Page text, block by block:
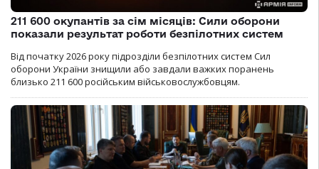
211 600 окупантів за сім місяців: Сили оборони
показали результат роботи безпілотних систем
Від початку 2026 року підрозділи безпілотних систем Сил
оборони України знищили або завдали важких поранень
близько 211 600 російським військовослужбовцям.